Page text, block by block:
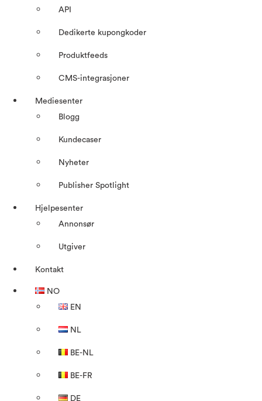
API
Dedikerte kupongkoder
Produktfeeds
CMS-integrasjoner
Mediesenter
Blogg
Kundecaser
Nyheter
Publisher Spotlight
Hjelpesenter
Annonsør
Utgiver
Kontakt
NO
EN
NL
BE-NL
BE-FR
DE